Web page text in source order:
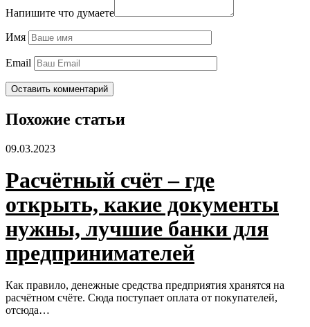
Напишите что думаете
Имя
Email
Похожие статьи
09.03.2023
Расчётный счёт – где
открыть, какие документы
нужны, лучшие банки для
предпринимателей
Как правило, денежные средства предприятия хранятся на
расчётном счёте. Сюда поступает оплата от покупателей,
отсюда…